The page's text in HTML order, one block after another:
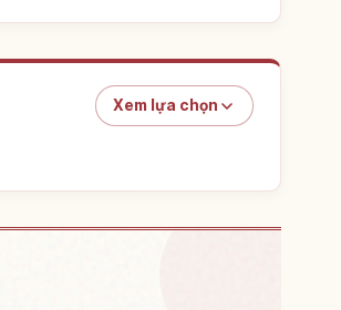
Xem lựa chọn